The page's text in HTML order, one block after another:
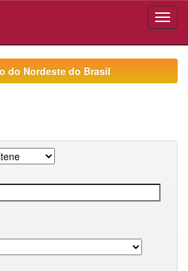
do Nordeste do Brasil